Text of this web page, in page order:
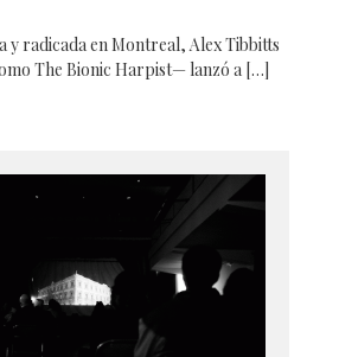
y radicada en Montreal, Alex Tibbitts
The Bionic Harpist— lanzó a […]